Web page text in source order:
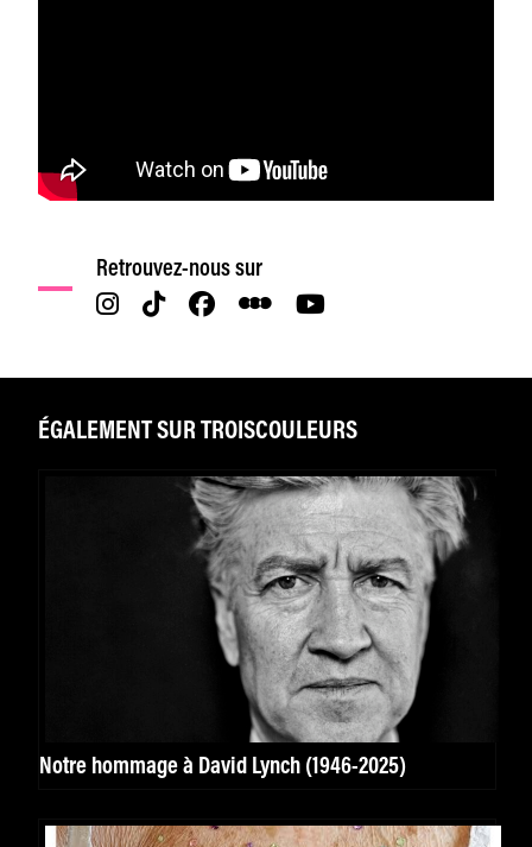
Retrouvez-nous sur
ÉGALEMENT SUR TROISCOULEURS
Notre hommage à David Lynch (1946-2025)